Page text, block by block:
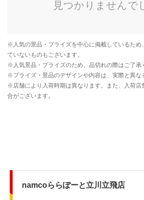
namcoららぽーと立川立飛店